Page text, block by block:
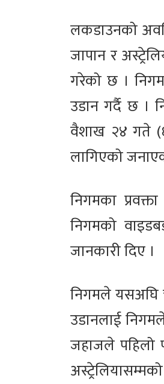
लकडाउनको
जापान र
गरेको छ ।
उडान गर्दै छ ।
वैशाख २४ गते (६
लागिएको
निगमका
निगमको
जानकारी दिए ।
निगमले यसअघि
उडानलाई
जहाजले पहिलो